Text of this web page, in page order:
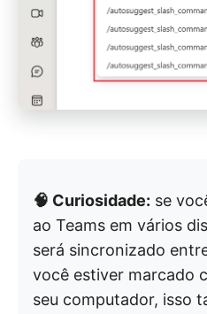
🧠 Curiosidade: se
ao Teams em vários
será sincronizado
você estiver marcado
seu computador, isso